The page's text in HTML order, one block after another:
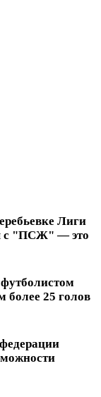
Лиги
с "ПСЖ" — это
более 25 голов